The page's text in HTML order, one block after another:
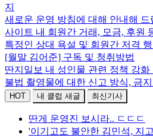
지
새로운 운영 방침에 대해 안내해 드
사이트 내 회원간 거래, 모금, 후원
특정인 상대 욕설 및 회원간 저격
[월말 김어준] 구독 및 청취방법
딴지일보 내 성인물 관련 정책 강화
불법 촬영물에 대한 신고 방식, 금
HOT 내 클럽 새글 최신기사
딴게 운영진 보시라.. ㄷㄷㄷ
'이기고도 불안한 김민석, 지